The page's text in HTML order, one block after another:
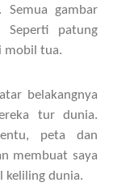
Semua gambar
Seperti patung
mobil tua.
latar belakangnya
tur dunia.
peta dan
membuat saya
keliling dunia.